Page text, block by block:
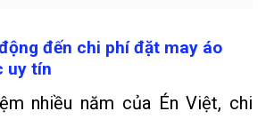
đến chi phí đặt may áo
uy tín
nhiều năm của Én Việt, chi